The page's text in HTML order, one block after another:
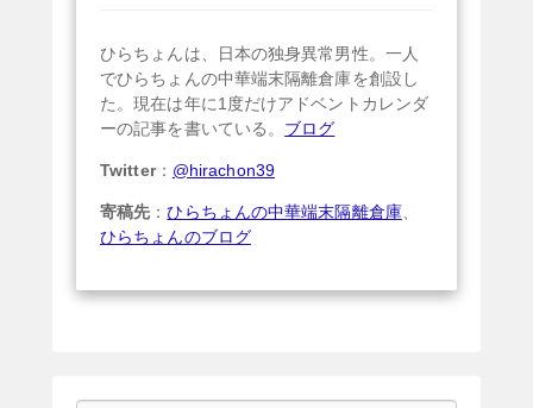
ひらちょんは、日本の独身異常男性。一人
でひらちょんの中華端末隔離倉庫を創設し
た。現在は年に1度だけアドベントカレンダ
ーの記事を書いている。 ブログ
Twitter： @hirachon39
寄稿先 ：ひらちょんの中華端末隔離倉庫、
ひらちょんのブログ